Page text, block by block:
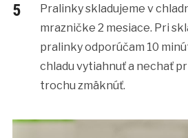
Pralinky skladujeme v
mrazničke 2 mesiace. Pri
pralinky odporúčam 10
chladu vytiahnuť a nechať
trochu zmäknúť.